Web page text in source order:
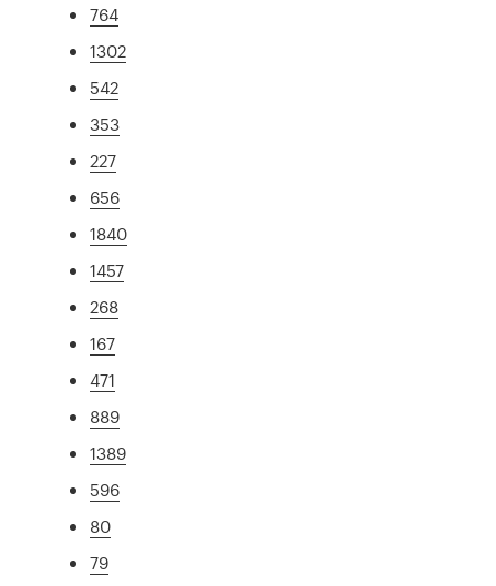
764
1302
542
353
227
656
1840
1457
268
167
471
889
1389
596
80
79